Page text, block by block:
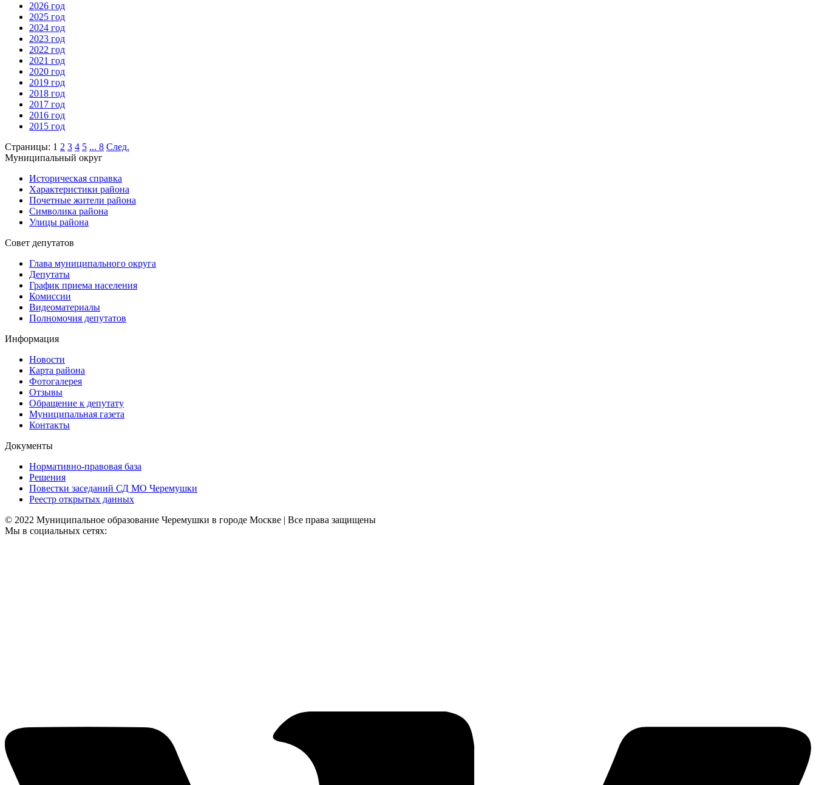
2026 год
2025 год
2024 год
2023 год
2022 год
2021 год
2020 год
2019 год
2018 год
2017 год
2016 год
2015 год
Страницы: 1 2 3 4 5 ... 8 След.
Муниципальный округ
Историческая справка
Характеристики района
Почетные жители района
Символика района
Улицы района
Совет депутатов
Глава муниципального округа
Депутаты
График приема населения
Комиссии
Видеоматериалы
Полномочия депутатов
Информация
Новости
Карта района
Фотогалерея
Отзывы
Обращение к депутату
Муниципальная газета
Контакты
Документы
Нормативно-правовая база
Решения
Повестки заседаний СД МО Черемушки
Реестр открытых данных
© 2022 Муниципальное образование Черемушки в городе Москве | Все права защищены
Мы в социальных сетях: